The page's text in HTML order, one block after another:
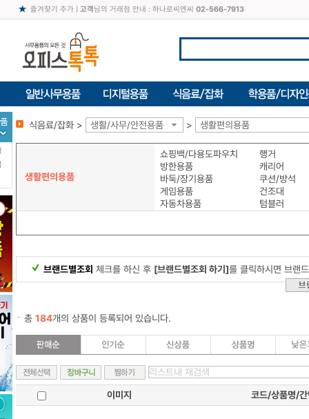
즐겨찾기 추가| 고객님의 거래점 안내 : 하나로씨엔씨 02-566-7913
식음료/잡화 > 생활/사무/안전용품 > 생활편의용품
생활편의용품
쇼핑백/다용도파우치
행거
방한용품
캐리어
바둑/장기용품
쿠션/방석
게임용품
건조대
자동차용품
텀블러
브랜드별조회 체크를 하신 후 [브랜드별조회 하기]를 클릭하시면 브랜
총 184개의 상품이 등록되어 있습니다.
이미지 코드/상품명/간